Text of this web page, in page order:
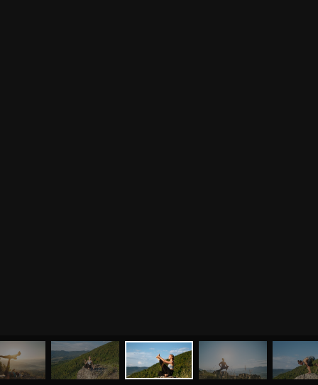
ЙОГА СЕМИНАРЫ МЕНЮ О НАС МАГАЗИН